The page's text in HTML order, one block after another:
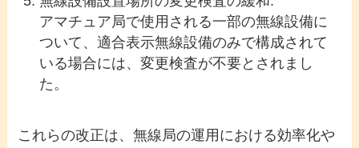
アマチュア局で使用される一部の無線設備に
ついて、適合表示無線設備のみで構成されて
いる場合には、変更検査が不要とされまし
た。
これらの改正は、無線局の運用における効率化や